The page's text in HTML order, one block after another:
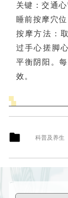
关键 ：交通
睡前按摩穴位
按摩方法 ：
过手心搓脚
平衡阴阳。
效。
科普及养生